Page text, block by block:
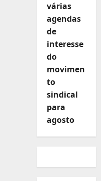
várias
agendas
de
interesse
do
movimen
to
sindical
para
agosto